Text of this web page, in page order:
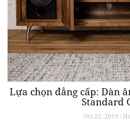
Lựa chọn đẳng cấp: Dàn
Standard
Oct 22, 2019 /